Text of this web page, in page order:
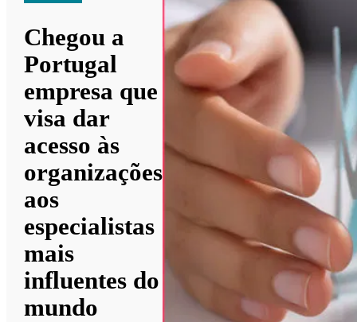
Chegou a
Portugal
empresa que
visa dar
acesso às
organizações
aos
especialistas
mais
influentes do
mundo